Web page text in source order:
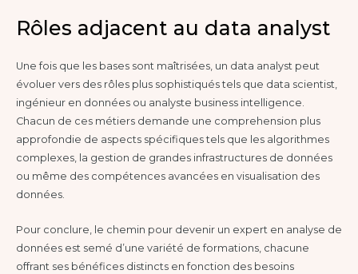
Rôles adjacent au data analyst
Une fois que les bases sont maîtrisées, un data analyst peut
évoluer vers des rôles plus sophistiqués tels que data scientist,
ingénieur en données ou analyste business intelligence.
Chacun de ces métiers demande une comprehension plus
approfondie de aspects spécifiques tels que les algorithmes
complexes, la gestion de grandes infrastructures de données
ou même des compétences avancées en visualisation des
données.
Pour conclure, le chemin pour devenir un expert en analyse de
données est semé d’une variété de formations, chacune
offrant ses bénéfices distincts en fonction des besoins